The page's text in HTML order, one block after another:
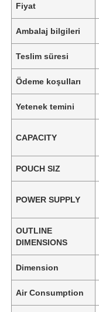
Fiyat
Ambalaj bilgileri
Teslim süresi
Ödeme koşulları
Yetenek temini
CAPACITY
POUCH SIZ
POWER SUPPLY
OUTLINE
DIMENSIONS
Dimension
Air Consumption